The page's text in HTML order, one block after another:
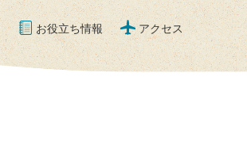
お役立ち情報 アクセス